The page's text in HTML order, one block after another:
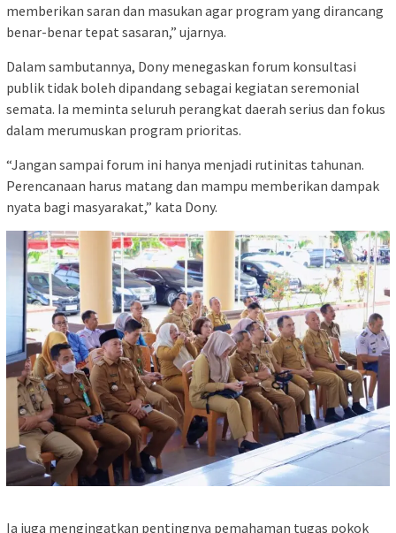
memberikan saran dan masukan agar program yang dirancang
benar-benar tepat sasaran,” ujarnya.
Dalam sambutannya, Dony menegaskan forum konsultasi
publik tidak boleh dipandang sebagai kegiatan seremonial
semata. Ia meminta seluruh perangkat daerah serius dan fokus
dalam merumuskan program prioritas.
“Jangan sampai forum ini hanya menjadi rutinitas tahunan.
Perencanaan harus matang dan mampu memberikan dampak
nyata bagi masyarakat,” kata Dony.
Ia juga mengingatkan pentingnya pemahaman tugas pokok